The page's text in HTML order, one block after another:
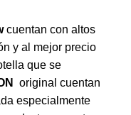
cuentan con altos
y al mejor precio
que se
original cuentan
especialmente